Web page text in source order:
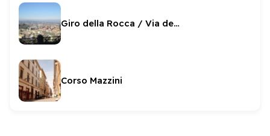
Giro della Rocca / Via del Ponte
Corso Mazzini